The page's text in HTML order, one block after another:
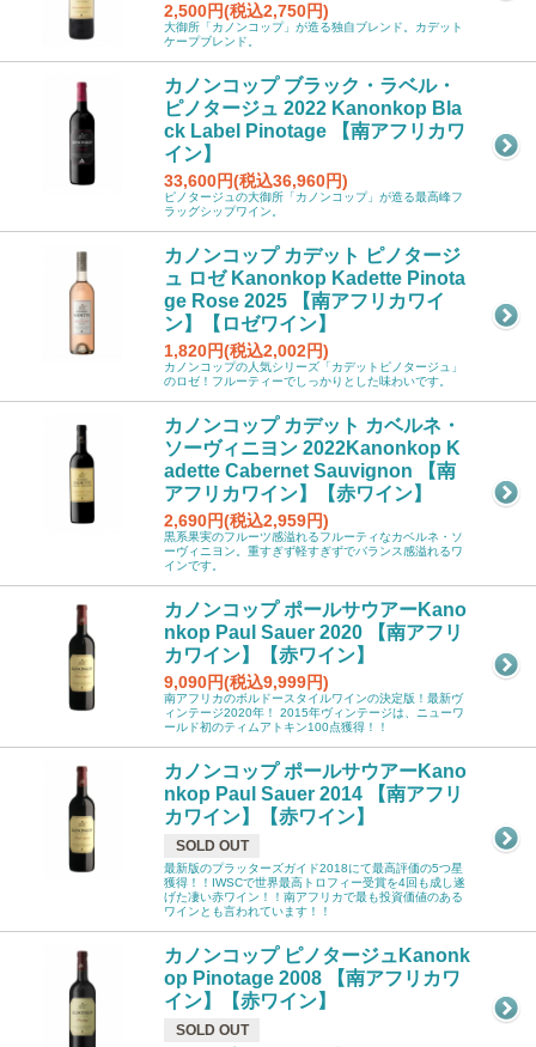
2,500円(税込2,750円)
大御所「カノンコップ」が造る独自ブレンド。カデット
ケープブレンド。
カノンコップ ブラック・ラベル・
ピノタージュ 2022 Kanonkop Bla
ck Label Pinotage 【南アフリカワ
イン】
33,600円(税込36,960円)
ピノタージュの大御所「カノンコップ」が造る最高峰フ
ラッグシップワイン。
カノンコップ カデット ピノタージ
ュ ロゼ Kanonkop Kadette Pinota
ge Rose 2025 【南アフリカワイ
ン】【ロゼワイン】
1,820円(税込2,002円)
カノンコップの人気シリーズ「カデットピノタージュ」
のロゼ！フルーティーでしっかりとした味わいです。
カノンコップ カデット カベルネ・
ソーヴィニヨン 2022Kanonkop K
adette Cabernet Sauvignon 【南
アフリカワイン】【赤ワイン】
2,690円(税込2,959円)
黒系果実のフルーツ感溢れるフルーティなカベルネ・ソ
ーヴィニヨン。重すぎず軽すぎずでバランス感溢れるワ
インです。
カノンコップ ポールサウアーKano
nkop Paul Sauer 2020 【南アフリ
カワイン】【赤ワイン】
9,090円(税込9,999円)
南アフリカのボルドースタイルワインの決定版！最新ヴ
ィンテージ2020年！ 2015年ヴィンテージは、ニューワ
ールド初のティムアトキン100点獲得！！
カノンコップ ポールサウアーKano
nkop Paul Sauer 2014 【南アフリ
カワイン】【赤ワイン】
SOLD OUT
最新版のプラッターズガイド2018にて最高評価の5つ星
獲得！！IWSCで世界最高トロフィー受賞を4回も成し遂
げた凄い赤ワイン！！南アフリカで最も投資価値のある
ワインとも言われています！！
カノンコップ ピノタージュKanonk
op Pinotage 2008 【南アフリカワ
イン】【赤ワイン】
SOLD OUT